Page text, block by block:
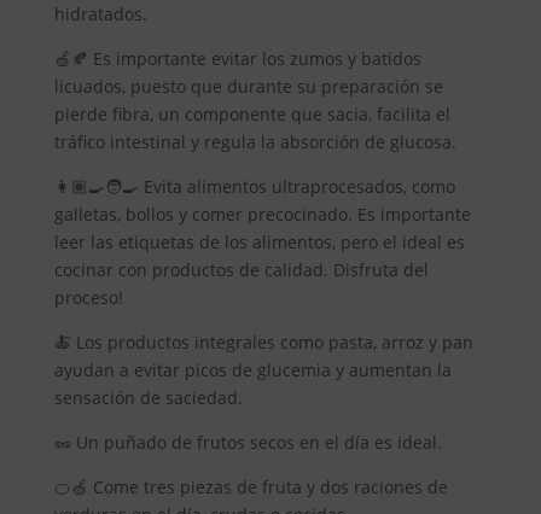
hidratados.
🍏🍂 Es importante evitar los zumos y batidos
licuados, puesto que durante su preparación se
pierde fibra, un componente que sacia, facilita el
tráfico intestinal y regula la absorción de glucosa.
👩🏽‍🍳🧑‍🍳 Evita alimentos ultraprocesados, como
galletas, bollos y comer precocinado. Es importante
leer las etiquetas de los alimentos, pero el ideal es
cocinar con productos de calidad. Disfruta del
proceso!
🍝 Los productos integrales como pasta, arroz y pan
ayudan a evitar picos de glucemia y aumentan la
sensación de saciedad.
🥜 Un puñado de frutos secos en el día es ideal.
🍊🍏 Come tres piezas de fruta y dos raciones de